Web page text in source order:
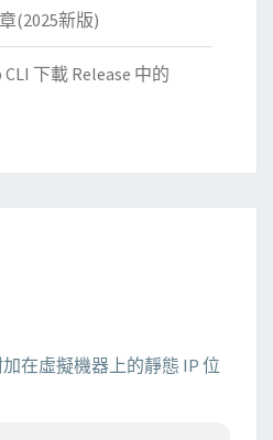
(2025新版)
下載 Release 中的
在虛擬機器上的靜態 IP 位